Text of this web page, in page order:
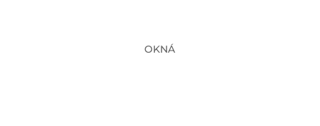
OKNÁ